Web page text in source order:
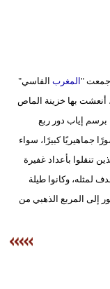
مرأة
إسلامية
وتكنولوجيا
جمعت "المغرب الفاسي"
البيضاوي 30 ألف دولار، أنعشت بها خزينة الماص
برسم إياب دور ربع
جماهيريًا كبيرًا، سواء
تنقلوا بأعداد غفيرة
لمثله، وكانوا طيلة
إلى المربع الذهبي من